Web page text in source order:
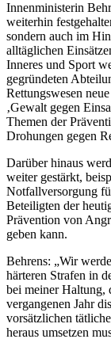
Innenministerin
weiterhin
sondern auch im
alltäglichen
Inneres und Sport
gegründeten
Rettungswesen
‚Gewalt gegen
Themen der
Drohungen gegen
Darüber hinaus
weiter gestärkt,
Notfallversorgung
Beteiligten der
Prävention von
geben kann.
Behrens: „Wir
härteren Strafen in
bei meiner Haltung,
vergangenen Jahr
vorsätzlichen
heraus umsetzen